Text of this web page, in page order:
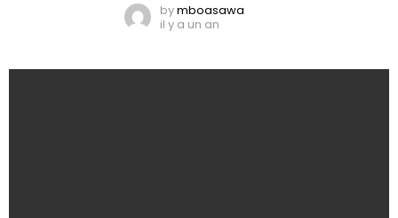
bymboasawa
il y a un an